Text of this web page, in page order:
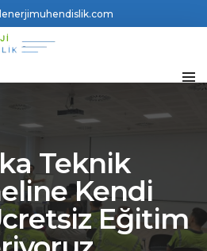
Teknik
Kendi
Eğitim